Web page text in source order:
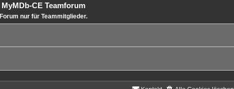
MyMDb-CE Teamforum
Forum nur für Teammitglieder.